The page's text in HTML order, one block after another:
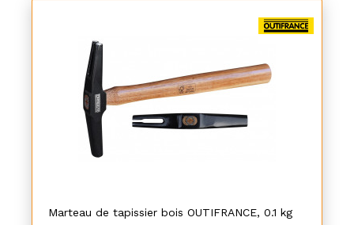
Marteau de tapissier bois OUTIFRANCE, 0.1 kg